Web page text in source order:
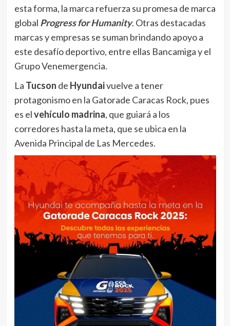
esta forma, la marca refuerza su promesa de marca
global Progress for Humanity. Otras destacadas
marcas y empresas se suman brindando apoyo a
este desafío deportivo, entre ellas Bancamiga y el
Grupo Venemergencia.
La Tucson de Hyundaivuelve a tener
protagonismo en la Gatorade Caracas Rock, pues
es elvehículo madrina, que guiará a los
corredores hasta la meta, que se ubica en la
Avenida Principal de Las Mercedes.